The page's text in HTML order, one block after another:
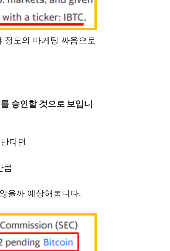
도의 마케팅 싸움으로
승인할 것으로 보입니
다면
큼
을까 예상해봅니다.